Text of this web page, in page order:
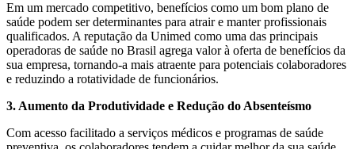
Em um mercado competitivo, benefícios como um bom plano de
saúde podem ser determinantes para atrair e manter profissionais
qualificados. A reputação da Unimed como uma das principais
operadoras de saúde no Brasil agrega valor à oferta de benefícios da
sua empresa, tornando-a mais atraente para potenciais colaboradores
e reduzindo a rotatividade de funcionários.
3. Aumento da Produtividade e Redução do Absenteísmo
Com acesso facilitado a serviços médicos e programas de saúde